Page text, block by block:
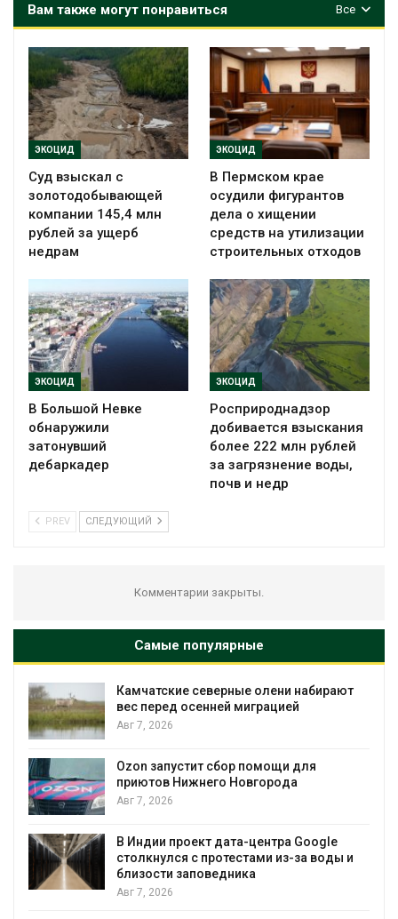
Все
Вам также могут понравиться
ЭКОЦИД
Суд взыскал с
золотодобывающей
компании 145,4 млн
рублей за ущерб
недрам
ЭКОЦИД
В Пермском крае
осудили фигурантов
дела о хищении
средств на утилизации
строительных отходов
ЭКОЦИД
В Большой Невке
обнаружили
затонувший
дебаркадер
ЭКОЦИД
Росприроднадзор
добивается взыскания
более 222 млн рублей
за загрязнение воды,
почв и недр
PREV СЛЕДУЮЩИЙ
Комментарии закрыты.
Самые популярные
Камчатские северные олени набирают
вес перед осенней миграцией
Авг 7, 2026
Ozon запустит сбор помощи для
приютов Нижнего Новгорода
Авг 7, 2026
В Индии проект дата-центра Google
столкнулся с протестами из-за воды и
близости заповедника
Авг 7, 2026